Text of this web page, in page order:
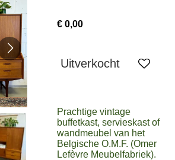
€ 0,00
Uitverkocht
Prachtige vintage
buffetkast, servieskast of
wandmeubel van het
Belgische O.M.F. (Omer
Lefèvre Meubelfabriek).